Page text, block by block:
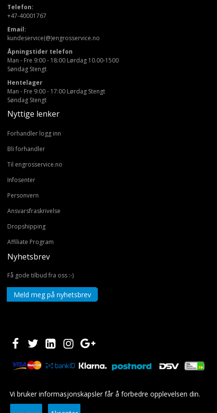
Vi bruker informasjonskapsler får å forbedre opplevelsen din.
Telefon:
+47-40001767
Email:
kundeservice(@)engrosservice.no
Åpningstider telefon
Man - Fre 9:00 - 18:00 Lørdag 10.00-1500
Søndag Stengt
Hentelager
Man - Fre 9:00 - 17:00 Lørdag Stengt
Søndag Stengt
Nyttige lenker
Forhandler logg inn
Bli forhandler
Til engrosservice.no
Infosenter
Personvern
Ansvarsfraskrivelse
Dropshipping
Affiliate Program
Nyhetsbrev
Få gode tilbud fra oss :-)
Meld meg på nyhetsbrev
Copyright © 2020 EUROSHOPPER GROUP AS. Alle rettigheter forbeholdt.